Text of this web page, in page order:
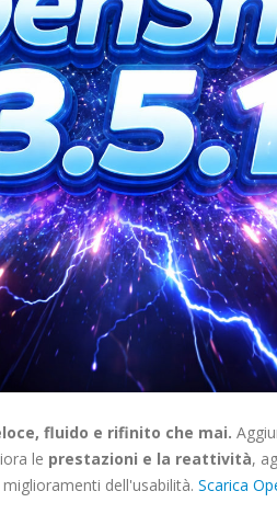
fluido e rifinito che mai.
le prestazioni e la reattività,
dell'usabilità. Scarica